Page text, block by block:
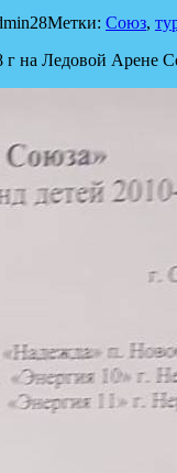
Метки: Союз,
г на Ледовой Арене